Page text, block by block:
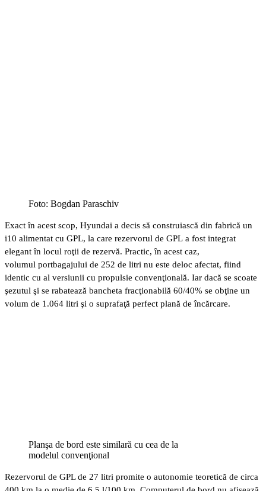
Foto: Bogdan Paraschiv
Exact în acest scop, Hyundai a decis să construiască din fabrică un
i10 alimentat cu GPL, la care rezervorul de GPL a fost integrat
elegant în locul roţii de rezervă. Practic, în acest caz,
volumul portbagajului de 252 de litri nu este deloc afectat, fiind
identic cu al versiunii cu propulsie convenţională. Iar dacă se scoate
şezutul şi se rabatează bancheta fracţionabilă 60/40% se obţine un
volum de 1.064 litri şi o suprafaţă perfect plană de încărcare.
Planşa de bord este similară cu cea de la
modelul convenţional
Rezervorul de GPL de 27 litri promite o autonomie teoretică de circa